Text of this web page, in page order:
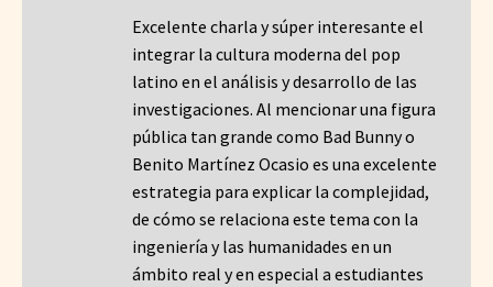
Excelente charla y súper interesante el
integrar la cultura moderna del pop
latino en el análisis y desarrollo de las
investigaciones. Al mencionar una figura
pública tan grande como Bad Bunny o
Benito Martínez Ocasio es una excelente
estrategia para explicar la complejidad,
de cómo se relaciona este tema con la
ingeniería y las humanidades en un
ámbito real y en especial a estudiantes